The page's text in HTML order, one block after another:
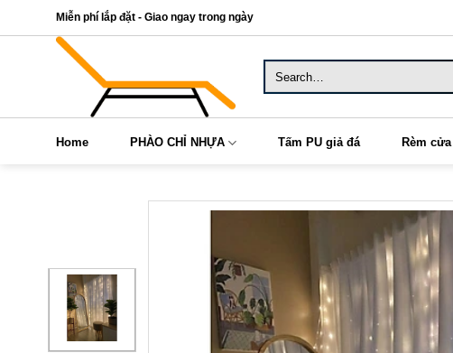
to
Miễn phí lắp đặt - Giao ngay trong ngày
Home PHÀO CHỈ NHỰA Tấm PU giả đá Rèm cửa